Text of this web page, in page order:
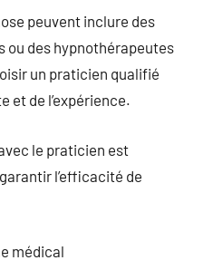
peuvent inclure des
ou des hypnothérapeutes
un praticien qualifié
et de l’expérience.
le praticien est
l’efficacité de
médical